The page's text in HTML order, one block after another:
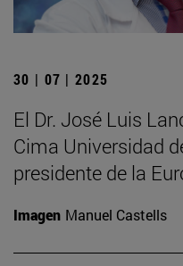
30 | 07 | 2025
El Dr. José Luis
Cima Universidad
presidente de la
Imagen Manuel Castells